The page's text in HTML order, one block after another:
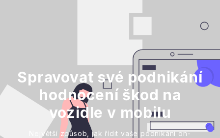
Spravovat své podnikání
hodnocení škod na
vozidle v mobilu
Největší způsob, jak řídit vaše podnikání on-